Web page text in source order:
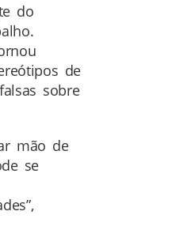
do
de
sobre
mão de
se